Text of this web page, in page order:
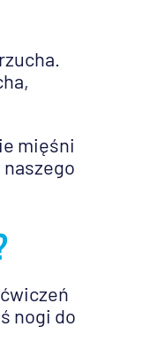
mięśni
nogi do